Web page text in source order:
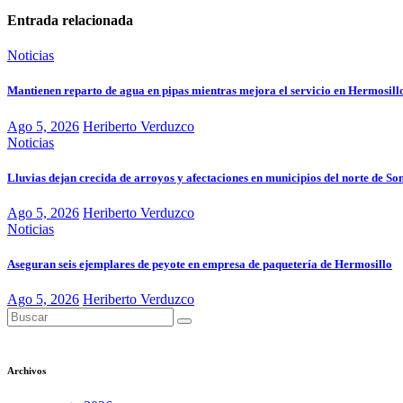
Entrada relacionada
Noticias
Mantienen reparto de agua en pipas mientras mejora el servicio en
Ago 5, 2026 Heriberto Verduzco
Noticias
Lluvias dejan crecida de arroyos y afectaciones en municipios del norte de
Ago 5, 2026 Heriberto Verduzco
Noticias
Aseguran seis ejemplares de peyote en empresa de paquetería de Hermosillo
Ago 5, 2026 Heriberto Verduzco
Archivos